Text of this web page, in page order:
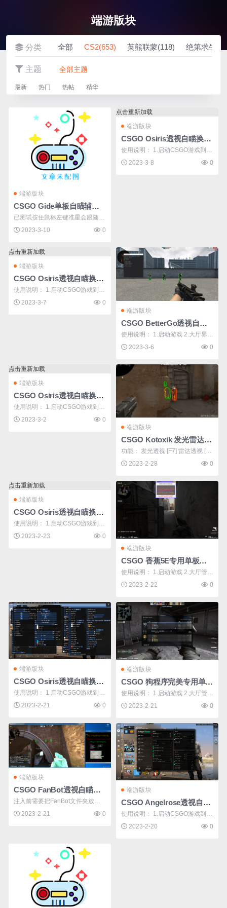
端游版块
分类 全部 CS2(653) 英熊联蒙(118) 绝第求生
主题 全部主题
最新 热门 热帖 精华
端游版块
CSGO Gide单板自瞄辅助 v1
已测试按住鼠标左键准星会跟随敌
人移动（锁定头部） 自瞄=鼠标左
界面管理员身份运行辅助 下载地
址：【回复可见】 **** 本内容被作
2023-3-10 0
点击重新加载
端游版块
CSGO Osiris透视自瞄换肤多功能作弊辅助v3.8
使用说明： 1.启动CSGO游戏到大
厅界面 2.打开注入器，选择下载好
2023-3-8 0
点击重新加载
端游版块
CSGO Osiris透视自瞄换肤多功能作弊辅助v3.7
使用说明： 1.启动CSGO游戏到大
厅界面 2.打开注入器，选择下载好
2023-3-7
0
端游版块
CSGO BetterGo透视自瞄无后座多功能辅助v1.6.0
使用说明： 1.启动游戏 2.大厅界面
管理员身份运行辅助 下载地址：
藏 ****
2023-3-6 0
点击重新加载
端游版块
CSGO Osiris透视自瞄换肤多功能作弊辅助v3.2
使用说明： 1.启动CSGO游戏到大
厅界面 2.打开注入器，选择下载好
2023-3-2
0
端游版块
CSGO Kotoxik 发光雷达透视自动连跳辅助v1
功能： 发光透视 [F7] 雷达透视 [F
6] 自动连跳 [F5] 使用说明： 1.启
辅助 下载地址：【回复可见】 ****
2023-2-28 0
点击重新加载
端游版块
CSGO Osiris透视自瞄换肤多功能作弊辅助v2.23
使用说明： 1.启动CSGO游戏到大
厅界面 2.打开注入器，选择下载好
2023-2-23
0
端游版块
CSGO 香蕉5E专用单板方框透视免费版辅助v2.22
使用说明： 1.启动游戏 2.大厅管理
员身份运行辅助 下载地址：【回
****
2023-2-22 0
端游版块
CSGO Osiris透视自瞄换肤多功能作弊辅助v2.21
使用说明： 1.启动CSGO游戏到大
厅界面 2.打开注入器，选择下载好
LoadLibrary 或 Xnoobx 备注：如
果没出菜单 就按Ins键打开菜单
（国外辅助一般默认INS键是显/隐
菜单键） 教你简单 ...
2023-2-21 0
端游版块
CSGO 狗程序完美专用单板声呐透视辅助v2.21
使用说明： 1.启动游戏 2.大厅管理
员身份运行辅助 下载地址：【回
****
2023-2-21 0
端游版块
CSGO FanBot透视自瞄防闪换肤多功能辅助v1.1
注入前需要把FanBot文件夹放到C
盘，否则无效果！ 使用说明： 1.
使用，不要直接注入游戏） 注入
器推荐使用：Extreme 或 Xenos
下载地址：【回复可 ...
2023-2-21 0
端游版块
CSGO Angelrose透视自瞄无后多功能辅助v3
使用说明： 1.启动CSGO游戏到大
厅界面 2.打开注入器，选择下载好
2023-2-20 0